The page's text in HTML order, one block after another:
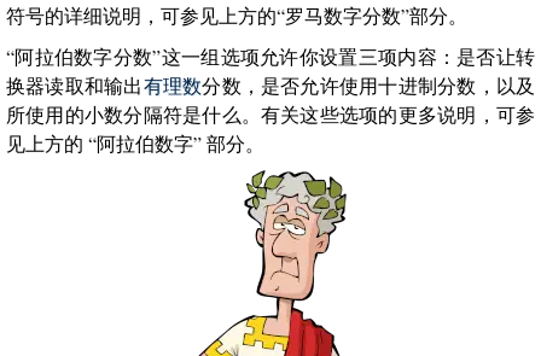
符号的详细说明，可参见上方的“罗马数字分数”部分。
“阿拉伯数字分数”这一组选项允许你设置三项内容：是否让转
换器读取和输出有理数分数，是否允许使用十进制分数，以及
所使用的小数分隔符是什么。有关这些选项的更多说明，可参
见上方的 “阿拉伯数字” 部分。